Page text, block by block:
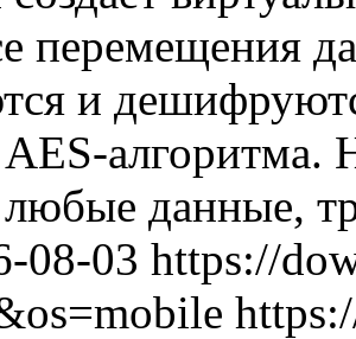
и
алгоритма.
любые данные,
08-03 https://